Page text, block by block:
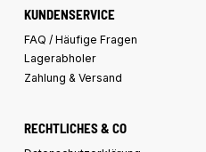
KUNDENSERVICE
FAQ / Häufige Fragen
Lagerabholer
Zahlung & Versand
RECHTLICHES & CO